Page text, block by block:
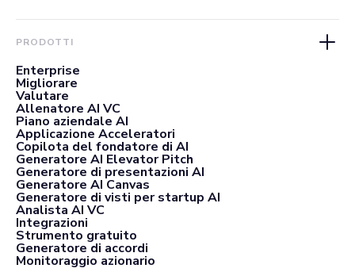
PRODOTTI
Enterprise
Migliorare
Valutare
Allenatore AI VC
Piano aziendale AI
Applicazione Acceleratori
Copilota del fondatore di AI
Generatore AI Elevator Pitch
Generatore di presentazioni AI
Generatore AI Canvas
Generatore di visti per startup AI
Analista AI VC
Integrazioni
Strumento gratuito
Generatore di accordi
Monitoraggio azionario